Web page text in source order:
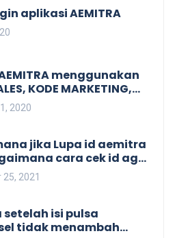
aplikasi AEMITRA
menggunakan
KODE MARKETING,
Dan membuat
2020
jika Lupa id aemitra
cara cek id agen
2021
setelah isi pulsa
tidak menambah